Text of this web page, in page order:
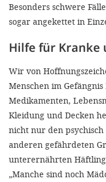
Besonders schwere
sogar angekettet in
Hilfe für Kranke
Wir von
Menschen im
Medikamenten,
Kleidung und Decken
nicht nur den
anderen gefährdeten
unterernährten
„Manche sind noch